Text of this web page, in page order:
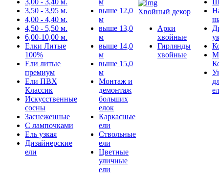
3,00 - 3,40 м.
3,50 - 3,95 м.
4,00 - 4,40 м.
4,50 - 5,50 м.
6,00-10,00 м.
Елки Литые
100%
Ели литые
премиум
Ели ПВХ
Классик
Искусственные
сосны
Заснеженные
С лампочками
Ель узкая
Дизайнерские
ели
м
выше 12,0
м
выше 13,0
м
выше 14,0
м
выше 15,0
м
Монтаж и
демонтаж
больших
елок
Каркасные
ели
Ствольные
ели
Цветные
уличные
ели
Хвойный декор
Арки
хвойные
Гирлянды
хвойные